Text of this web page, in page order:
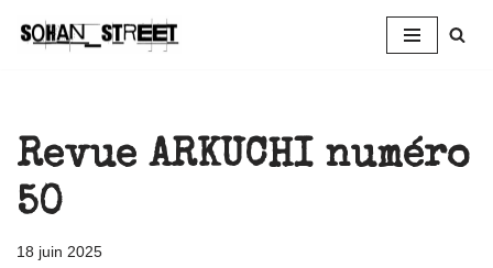
Revue ARKUCHI numéro
50
18 juin 2025